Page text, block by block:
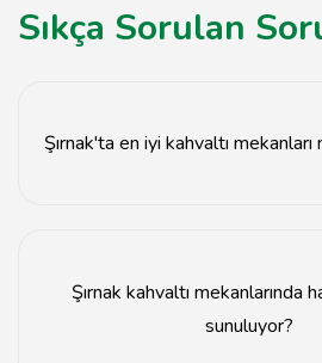
Sıkça Sorulan
Şırnak'ta en iyi kahvaltı
Şırnak kahvaltı mekanlarında
sunuluyor?